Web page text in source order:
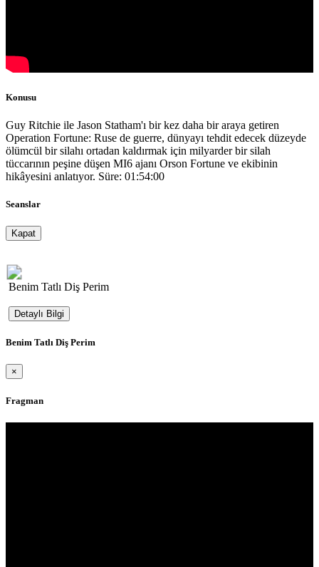
Konusu
Guy Ritchie ile Jason Statham'ı bir kez daha bir araya getiren
Operation Fortune: Ruse de guerre, dünyayı tehdit edecek düzeyde
ölümcül bir silahı ortadan kaldırmak için milyarder bir silah
tüccarının peşine düşen MI6 ajanı Orson Fortune ve ekibinin
hikâyesini anlatıyor. Süre: 01:54:00
Seanslar
Kapat
Benim Tatlı Diş Perim
Detaylı Bilgi
Benim Tatlı Diş Perim
×
Fragman